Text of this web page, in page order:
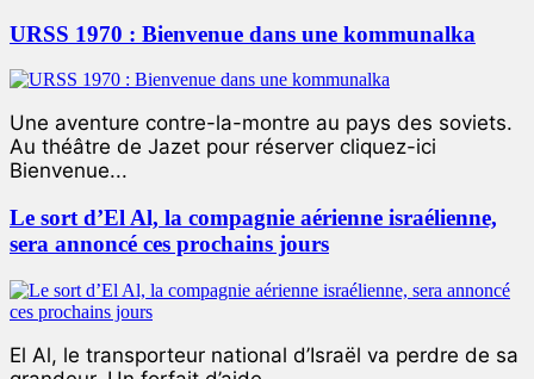
URSS 1970 : Bienvenue dans une kommunalka
Une aventure contre-la-montre au pays des soviets.
Au théâtre de Jazet pour réserver cliquez-ici
Bienvenue...
Le sort d’El Al, la compagnie aérienne israélienne,
sera annoncé ces prochains jours
El Al, le transporteur national d’Israël va perdre de sa